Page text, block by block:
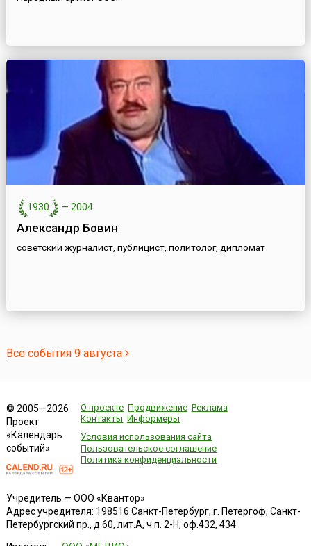
1930 — 2004
Александр Бовин
советский журналист, публицист, политолог, дипломат
Все события 9 августа
© 2005—2026
Проект
«Календарь
событий»
О проекте Продвижение Реклама
Контакты Информеры
Условия использования сайта
Пользовательское соглашение
Политика конфиденциальности
Учредитель — ООО «Квантор»
Адрес учредителя: 198516 Санкт-Петербург, г. Петергоф, Санкт-
Петербургский пр., д.60, лит.А, ч.п. 2-Н, оф.432, 434